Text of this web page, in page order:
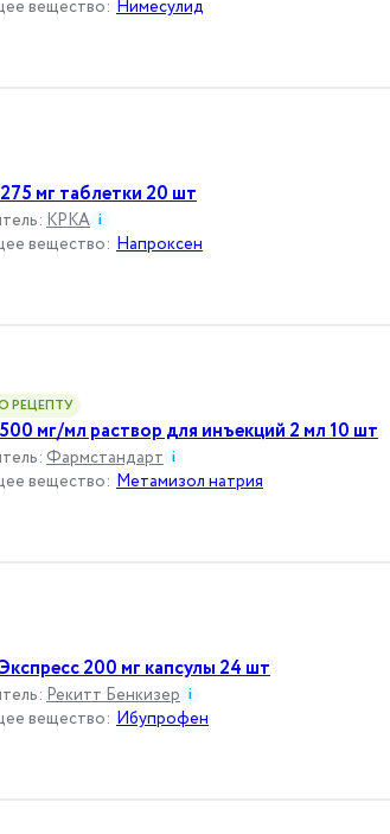
вещество : Нимесулид
мг таблетки 20 шт
: КРКА i
вещество : Напроксен
РЕЦЕПТУ
мг/мл раствор для инъекций 2 мл 10 шт
: Фармстандарт i
вещество : Метамизол натрия
200 мг капсулы 24 шт
: Рекитт Бенкизер i
вещество : Ибупрофен